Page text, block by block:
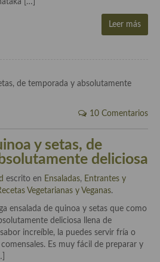
[…]
Leer más
10 Comentarios
y setas, de
deliciosa
escrito en Ensaladas, Entrantes y
Vegetarianas y Veganas.
ensalada de quinoa y setas que como
deliciosa llena de
increíble, la puedes servir fría o
Es muy fácil de preparar y